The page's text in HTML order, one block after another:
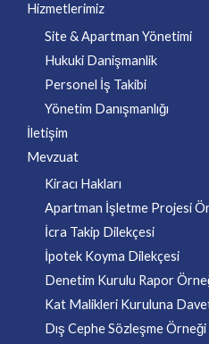
Hizmetlerimiz
Site & Apartman Yönetimi
Hukuki Danişmanlik
Personel İş Takibi
Yönetim Danışmanlığı
İletişim
Mevzuat
Kiracı Hakları
Apartman İşletme Projesi
İcra Takip Dilekçesi
İpotek Koyma Dilekçesi
Denetim Kurulu Rapor
Kat Malikleri Kuruluna
Dış Cephe Sözleşme Örneği